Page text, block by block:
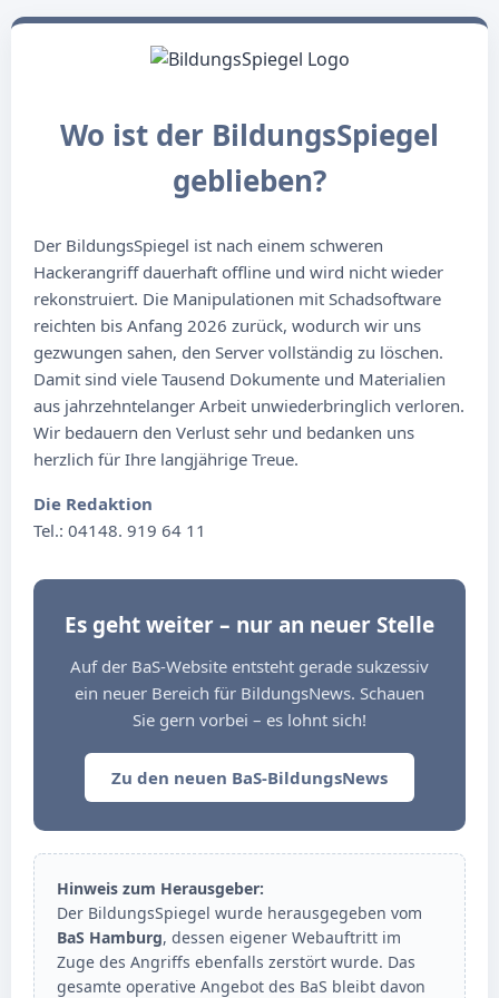
Wo ist der BildungsSpiegel
geblieben?
Der BildungsSpiegel ist nach einem schweren
Hackerangriff dauerhaft offline und wird nicht wieder
rekonstruiert. Die Manipulationen mit Schadsoftware
reichten bis Anfang 2026 zurück, wodurch wir uns
gezwungen sahen, den Server vollständig zu löschen.
Damit sind viele Tausend Dokumente und Materialien
aus jahrzehntelanger Arbeit unwiederbringlich verloren.
Wir bedauern den Verlust sehr und bedanken uns
herzlich für Ihre langjährige Treue.
Die Redaktion
Tel.: 04148. 919 64 11
Es geht weiter – nur an neuer Stelle
Auf der BaS-Website entsteht gerade sukzessiv
ein neuer Bereich für BildungsNews. Schauen
Sie gern vorbei – es lohnt sich!
Zu den neuen BaS-BildungsNews
Hinweis zum Herausgeber:
Der BildungsSpiegel wurde herausgegeben vom
BaS Hamburg, dessen eigener Webauftritt im
Zuge des Angriffs ebenfalls zerstört wurde. Das
gesamte operative Angebot des BaS bleibt davon